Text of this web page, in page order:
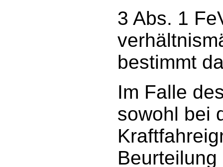
3 Abs. 1
bestimmt
Im Falle
sowohl bei